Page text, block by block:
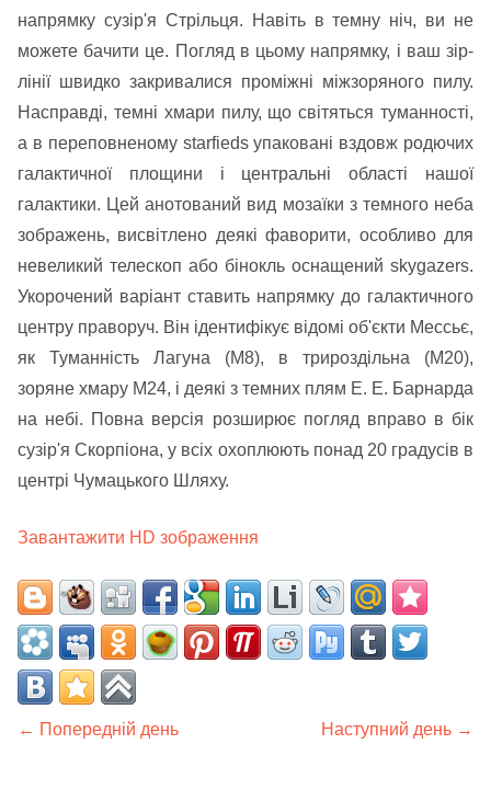
напрямку сузір'я Стрільця. Навіть в темну ніч, ви не
можете бачити це. Погляд в цьому напрямку, і ваш зір-
лінії швидко закривалися проміжні міжзоряного пилу.
Насправді, темні хмари пилу, що світяться туманності,
а в переповненому starfieds упаковані вздовж родючих
галактичної площини і центральні області нашої
галактики. Цей анотований вид мозаїки з темного неба
зображень, висвітлено деякі фаворити, особливо для
невеликий телескоп або бінокль оснащений skygazers.
Укорочений варіант ставить напрямку до галактичного
центру праворуч. Він ідентифікує відомі об'єкти Мессьє,
як Туманність Лагуна (М8), в трироздільна (М20),
зоряне хмару М24, і деякі з темних плям Е. Е. Барнарда
на небі. Повна версія розширює погляд вправо в бік
сузір'я Скорпіона, у всіх охоплюють понад 20 градусів в
центрі Чумацького Шляху.
Завантажити HD зображення
← Попередній день Наступний день →